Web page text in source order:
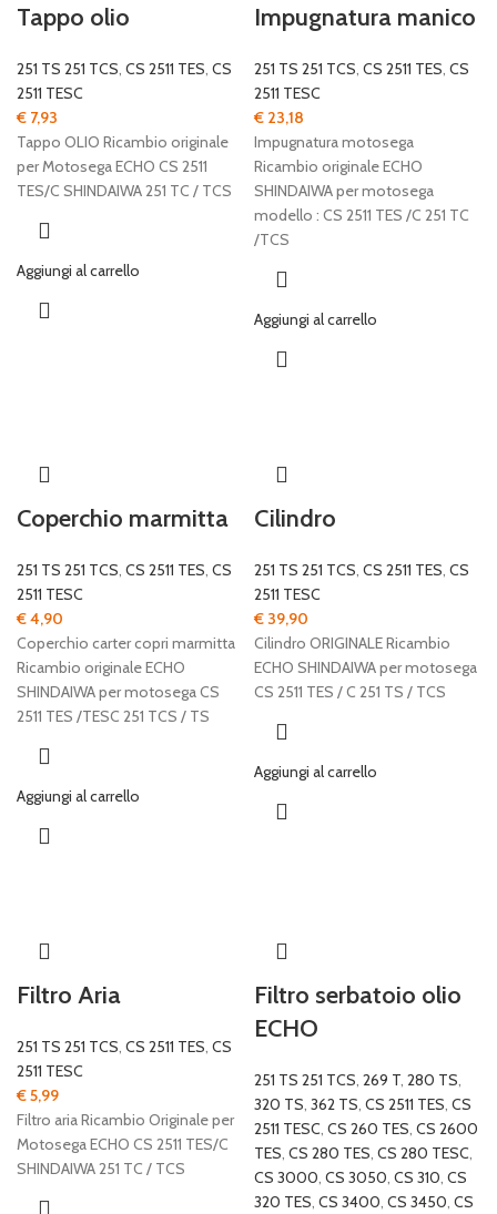
Tappo olio
251 TS 251 TCS CS 2511 TES CS
2511 TESC
€ 7,93
Tappo OLIO Ricambio originale
per Motosega ECHO CS 2511
TES/C SHINDAIWA 251 TC / TCS
Aggiungi al carrello
Impugnatura manico
251 TS 251 TCS CS 2511 TES CS
2511 TESC
€ 23,18
Impugnatura motosega
Ricambio originale ECHO
SHINDAIWA per motosega
modello : CS 2511 TES /C 251 TC
/TCS
Aggiungi al carrello
Coperchio marmitta
251 TS 251 TCS CS 2511 TES CS
2511 TESC
€4,90
Coperchio carter copri marmitta
Ricambio originale ECHO
SHINDAIWA per motosega CS
2511 TES /TESC 251 TCS / TS
Aggiungi al carrello
Cilindro
251 TS 251 TCS CS 2511 TES CS
2511 TESC
€ 39,90
Cilindro ORIGINALE Ricambio
ECHO SHINDAIWA per motosega
CS 2511 TES / C 251 TS / TCS
Aggiungi al carrello
Filtro Aria
251 TS 251 TCS CS 2511 TES CS
2511 TESC
€5,99
Filtro aria Ricambio Originale per
Motosega ECHO CS 2511 TES/C
SHINDAIWA 251 TC / TCS
Filtro serbatoio olio
ECHO
251 TS 251 TCS 269 T 280 TS
320 TS 362 TS CS 2511 TES CS
2511 TESC CS 260 TES CS 2600
TES CS 280 TES CS 280 TESC
CS 3000 CS 3050 CS 310 CS
320 TES CS 3400 CS 3450 CS